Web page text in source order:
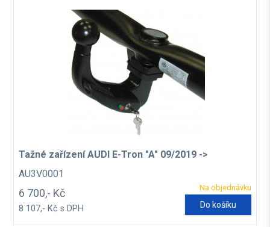
Tažné zařízení AUDI E-Tron "A" 09/2019 ->
AU3V0001
Na objednávku
6 700,- Kč
8 107,- Kč s DPH Do košíku